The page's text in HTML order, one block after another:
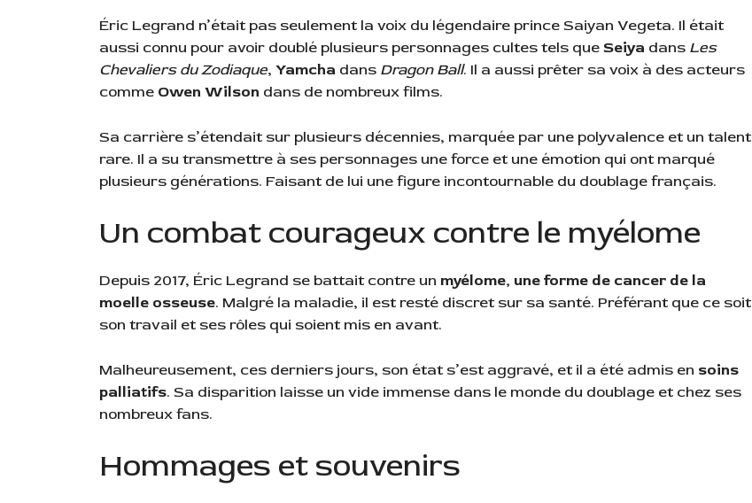
Éric Legrand n’était pas seulement la voix du légendaire prince Saiyan Vegeta. Il était
aussi connu pour avoir doublé plusieurs personnages cultes tels queSeiya dans Les
Chevaliers du Zodiaque, Yamcha dans Dragon Ball. Il a aussi prêter sa voix à des acteurs
comme Owen Wilson dans de nombreux films.
Sa carrière s’étendait sur plusieurs décennies, marquée par une polyvalence et un talent
rare. Il a su transmettre à ses personnages une force et une émotion qui ont marqué
plusieurs générations. Faisant de lui une figure incontournable du doublage français.
Un combat courageux contre le myélome
Depuis 2017, Éric Legrand se battait contre un myélome, une forme de cancer de la
moelle osseuse. Malgré la maladie, il est resté discret sur sa santé. Préférant que ce soit
son travail et ses rôles qui soient mis en avant.
Malheureusement, ces derniers jours, son état s’est aggravé, et il a été admis en soins
palliatifs. Sa disparition laisse un vide immense dans le monde du doublage et chez ses
nombreux fans.
Hommages et souvenirs